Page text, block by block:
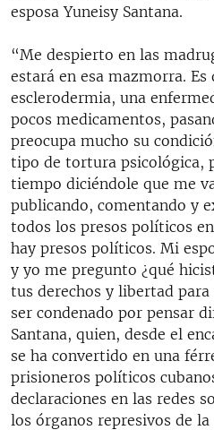
esposa Yuneisy Santana.
“Me despierto en las
estará en esa mazmorra. Es
esclerodermia, una
pocos medicamentos,
preocupa mucho su
tipo de tortura psicológica,
tiempo diciéndole que me
publicando, comentando y
todos los presos políticos
hay presos políticos. Mi
y yo me pregunto ¿qué
tus derechos y libertad
ser condenado por pensar
Santana, quien, desde el
se ha convertido en una
prisioneros políticos
declaraciones en las redes
los órganos represivos de la